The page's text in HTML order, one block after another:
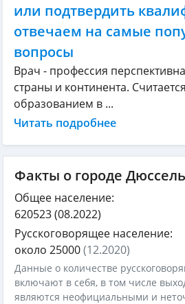
или подтвердить
отвечаем на самые
вопросы
Врач - профессия
страны и континента.
образованием в ...
Читать подробнее
Факты о городе
Общее население:
620523(08.2022)
Русскоговорящее население:
около 25000(12.2020)
Данные о количестве
включают в себя, в том числе
являются неофициальными и